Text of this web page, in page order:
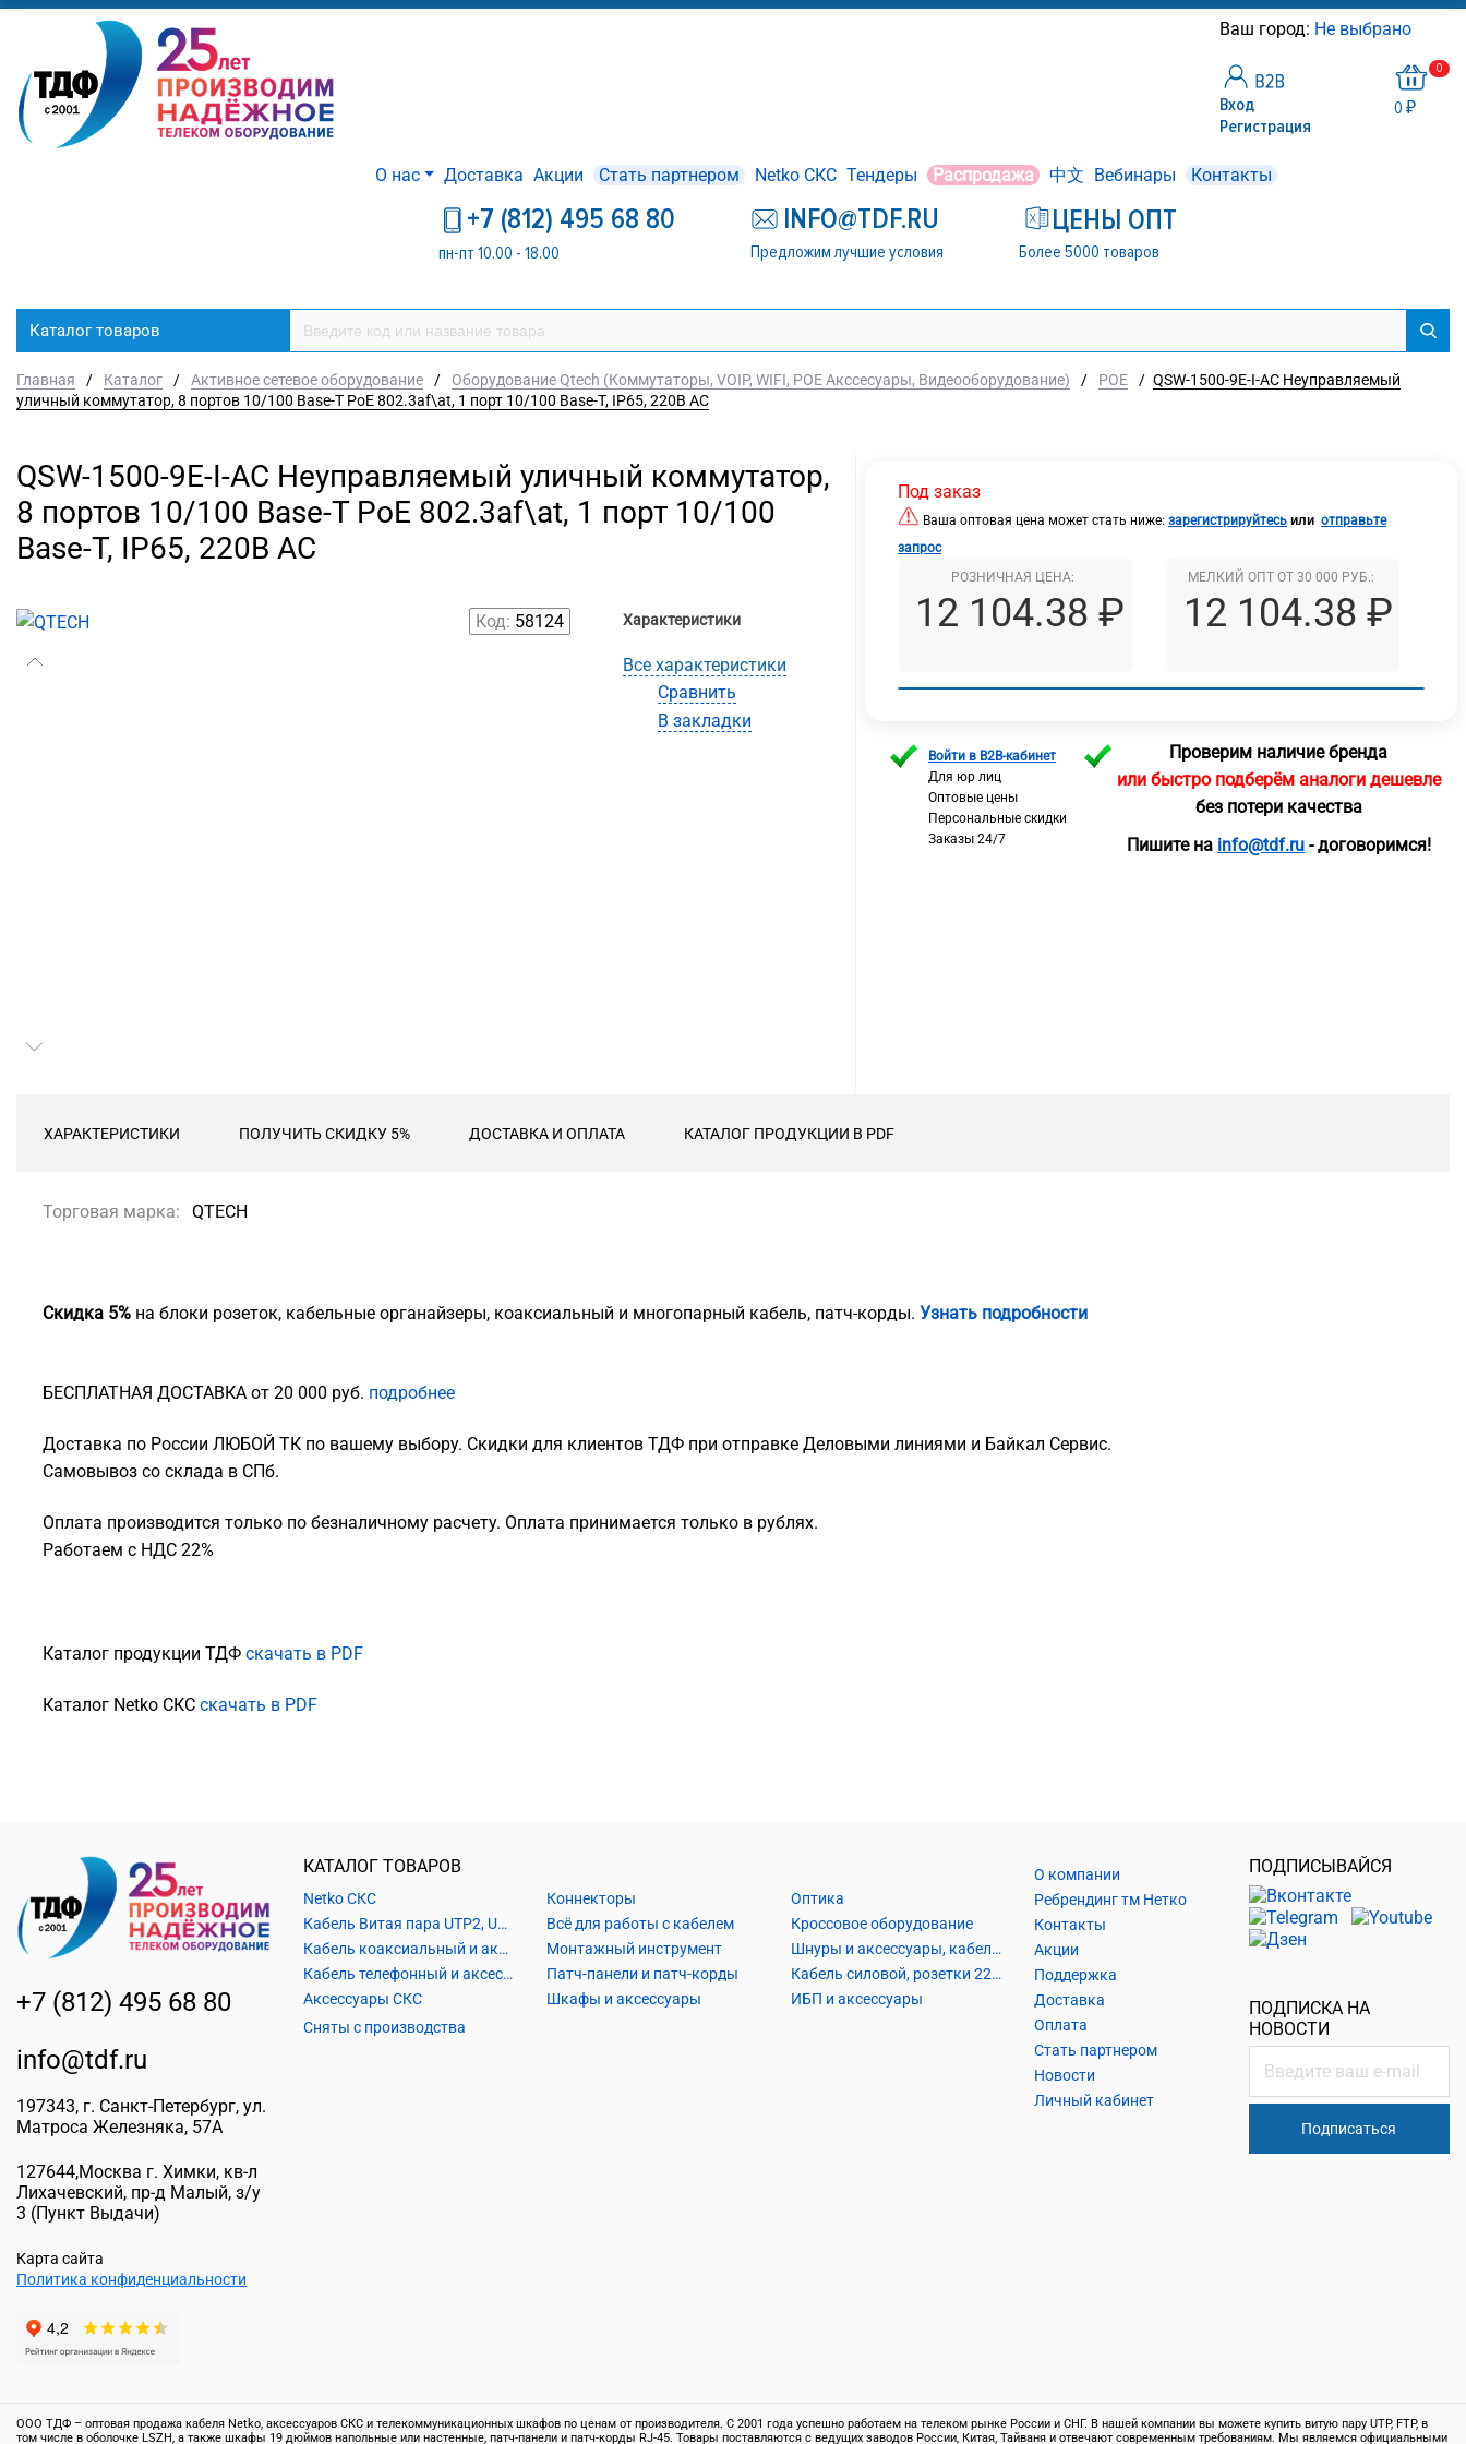
Ваш город: Не выбрано
Вход
Регистрация
0
0 ₽
О нас Доставка Акции Стать партнером Netko СКС Тендеры Распродажа 中文 Вебинары Контакты
+7 (812) 495 68 80
пн-пт 10.00 - 18.00
INFO@TDF.RU
Предложим лучшие условия
ЦЕНЫ ОПТ
Более 5000 товаров
Каталог товаров
Главная / Каталог / Активное сетевое оборудование / Оборудование Qtech (Коммутаторы, VOIP, WIFI, POE Акссесуары, Видеооборудование) / POE / QSW-1500-9E-I-AC Неуправляемый
уличный коммутатор, 8 портов 10/100 Base-T PoE 802.3af\at, 1 порт 10/100 Base-Т, IP65, 220В АС
QSW-1500-9E-I-AC Неуправляемый уличный коммутатор,
8 портов 10/100 Base-T PoE 802.3af\at, 1 порт 10/100
Base-Т, IP65, 220В АС
Код: 58124 Характеристики
Все характеристики
Сравнить
В закладки
Под заказ
Ваша оптовая цена может стать ниже: зарегистрируйтесь или отправьте
запрос
РОЗНИЧНАЯ ЦЕНА:
12 104.38 ₽
МЕЛКИЙ ОПТ ОТ 30 000 РУБ.:
12 104.38 ₽
Войти в B2B-кабинет
Для юр лиц
Оптовые цены
Персональные скидки
Заказы 24/7
Проверим наличие бренда
или быстро подберём аналоги дешевле
без потери качества
Пишите на info@tdf.ru- договоримся!
ХАРАКТЕРИСТИКИ ПОЛУЧИТЬ СКИДКУ 5% ДОСТАВКА И ОПЛАТА КАТАЛОГ ПРОДУКЦИИ В PDF
Торговая марка: QTECH
Скидка 5% на блоки розеток, кабельные органайзеры, коаксиальный и многопарный кабель, патч-корды. Узнать подробности
БЕСПЛАТНАЯ ДОСТАВКА от 20 000 руб. подробнее
Доставка по России ЛЮБОЙ ТК по вашему выбору. Скидки для клиентов ТДФ при отправке Деловыми линиями и Байкал Сервис.
Самовывоз со склада в СПб.
Оплата производится только по безналичному расчету. Оплата принимается только в рублях.
Работаем с НДС 22%
Каталог продукции ТДФ скачать в PDF
Каталог Netko СКС скачать в PDF
+7 (812) 495 68 80
info@tdf.ru
197343, г. Санкт-Петербург, ул.
Матроса Железняка, 57A
127644,Москва г. Химки, кв-л
Лихачевский, пр-д Малый, з/у
3 (Пункт Выдачи)
Карта сайта
Политика конфиденциальности
КАТАЛОГ ТОВАРОВ
Netko СКС
Кабель Витая пара UTP2, UTP4, FTP2, FTP4
Кабель коаксиальный и аксессуары
Кабель телефонный и аксессуары
Аксессуары СКС
Коннекторы
Всё для работы с кабелем
Монтажный инструмент
Патч-панели и патч-корды
Шкафы и аксессуары
Оптика
Кроссовое оборудование
Шнуры и аксессуары, кабельные наконечники
Кабель силовой, розетки 220В, выключатели 220В, сетевые фильтры
ИБП и аксессуары
Сняты с производства
О компании
Ребрендинг тм Нетко
Контакты
Акции
Поддержка
Доставка
Оплата
Стать партнером
Новости
Личный кабинет
ПОДПИСЫВАЙСЯ
ПОДПИСКА НА
НОВОСТИ
Подписаться
ООО ТДФ – оптовая продажа кабеля Netko, аксессуаров СКС и телекоммуникационных шкафов по ценам от производителя. С 2001 года успешно работаем на телеком рынке России и СНГ. В нашей компании вы можете купить витую пару UTP, FTP, в
том числе в оболочке LSZH, а также шкафы 19 дюймов напольные или настенные, патч-панели и патч-корды RJ-45. Товары поставляются с ведущих заводов России, Китая, Тайваня и отвечают современным требованиям. Мы являемся официальными